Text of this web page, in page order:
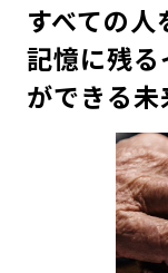
すべての人
記憶に残
ができる